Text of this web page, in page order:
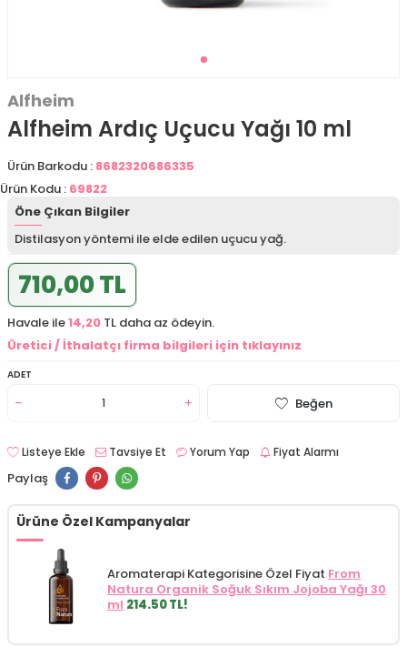
Alfheim
Alfheim Ardıç Uçucu Yağı 10 ml
Ürün Barkodu : 8682320686335
Ürün Kodu : 69822
Öne Çıkan Bilgiler
Distilasyon yöntemi ile elde edilen uçucu yağ.
710,00 TL
Havale ile14,20 TL daha az ödeyin.
Üretici / İthalatçı firma bilgileri için tıklayınız
ADET
Beğen
Listeye Ekle Tavsiye Et Yorum Yap Fiyat Alarmı
Paylaş
Ürüne Özel Kampanyalar
Aromaterapi Kategorisine Özel Fiyat From
Natura Organik Soğuk Sıkım Jojoba Yağı 30
ml 214.50 TL!